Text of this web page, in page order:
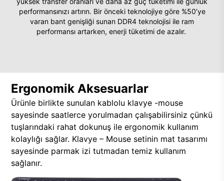
performansınızı artırın. Bir önceki teknolojiye göre %50’ye
varan bant genişliği sunan DDR4 teknolojisi ile ram
performansı artarken, enerji tüketimi de azalır.
Ergonomik Aksesuarlar
Ürünle birlikte sunulan kablolu klavye -mouse
sayesinde saatlerce yorulmadan çalışabilirsiniz çünkü
tuşlarındaki rahat dokunuş ile ergonomik kullanım
kolaylığı sağlar. Klavye – Mouse setinin mat tasarımı
sayesinde parmak izi tutmadan temiz kullanım
sağlanır.